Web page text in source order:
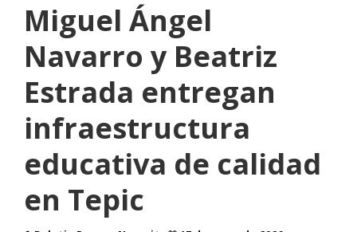
Miguel Ángel
Navarro y Beatriz
Estrada entregan
infraestructura
educativa de calidad
en Tepic